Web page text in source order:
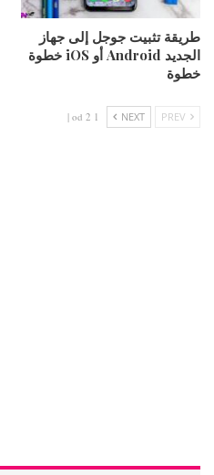
طريقة تثبيت جوجل إلى جهاز
الجديد Android أو iOS خطوة
خطوة
NEXT
1 od 2 |